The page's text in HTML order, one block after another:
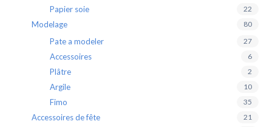
Papier soie 22
Modelage 80
Pate a modeler 27
Accessoires 6
Plâtre 2
Argile 10
Fimo 35
Accessoires de fête 21